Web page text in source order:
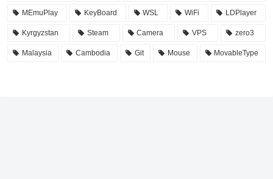
MEmuPlay KeyBoard WSL WiFi LDPlayer
Kyrgyzstan Steam Camera VPS zero3
Malaysia Cambodia Git Mouse MovableType